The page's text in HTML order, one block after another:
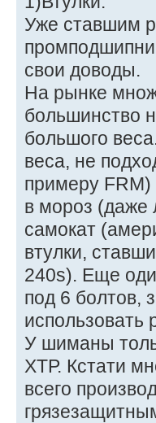
Уже ставшим
свои доводы.
На рынке
большинство
большого
веса, не
примеру
в мороз (даже
самокат
втулки,
240s). Еще
под 6 болтов,
использовать
У шиманы
ХТР. Кстати
всего